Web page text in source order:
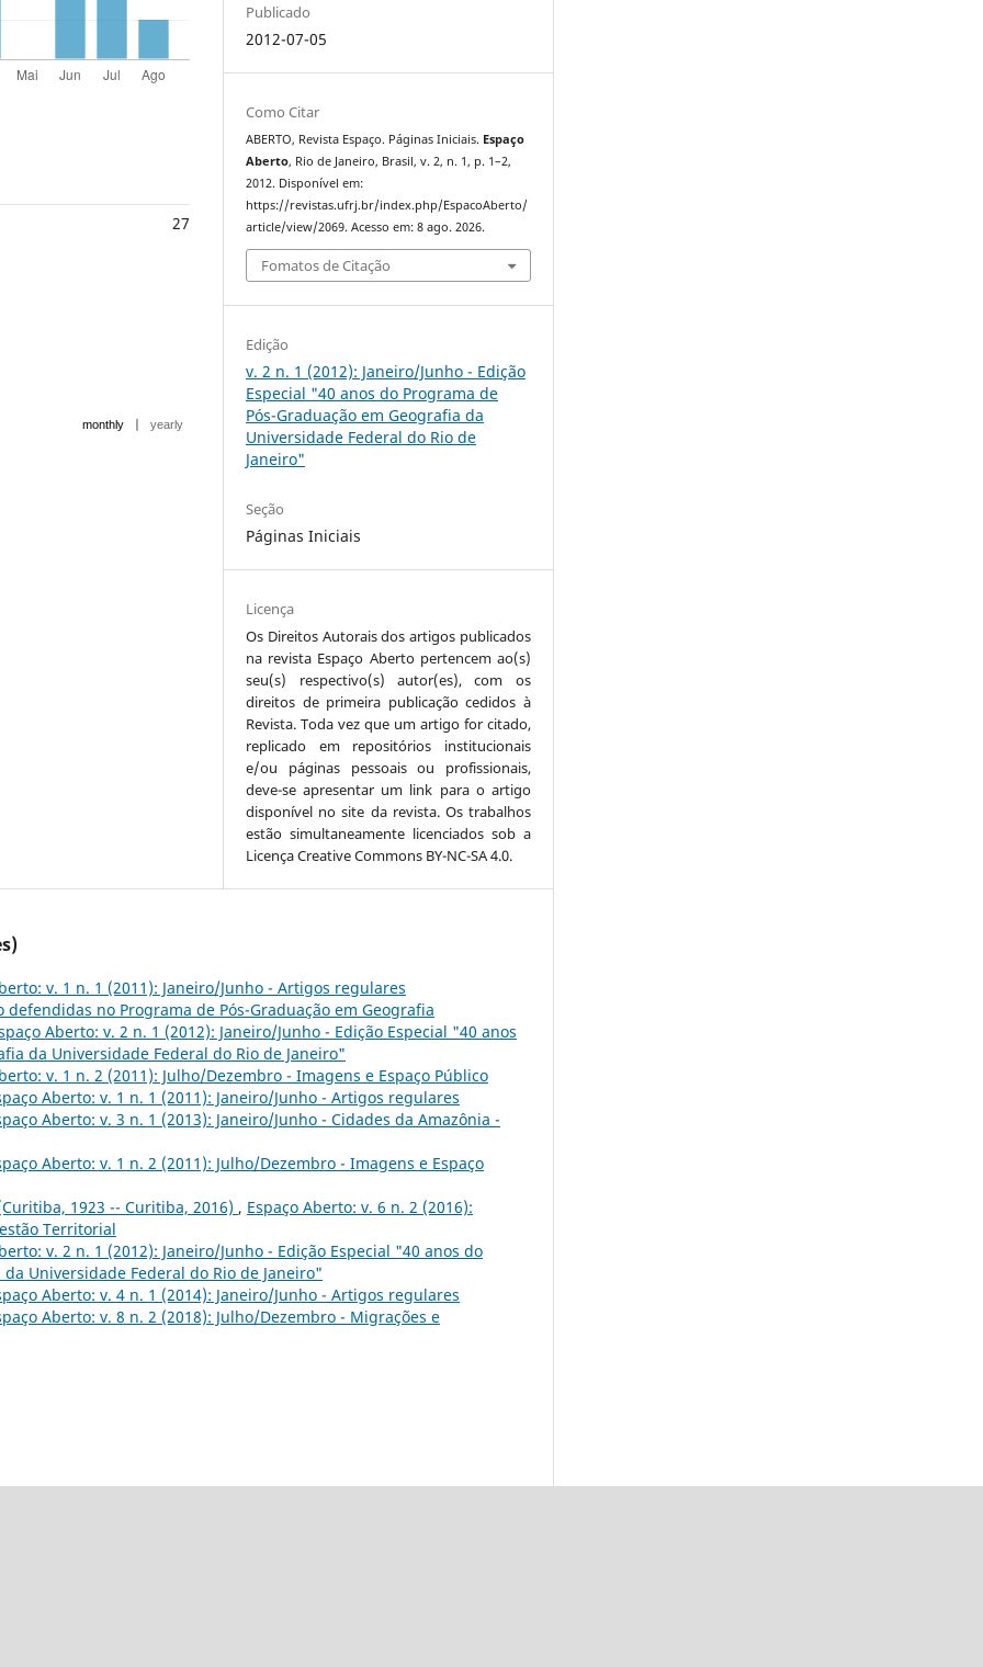
27
monthly | yearly
Publicado
2012-07-05
Como Citar
ABERTO, Revista Espaço. Páginas Iniciais. Espaço
Aberto, Rio de Janeiro, Brasil, v. 2, n. 1, p. 1–2,
2012. Disponível em:
https://revistas.ufrj.br/index.php/EspacoAberto/
article/view/2069. Acesso em: 8 ago. 2026.
Fomatos de Citação
Edição
v. 2 n. 1 (2012): Janeiro/Junho - Edição
Especial "40 anos do Programa de
Pós-Graduação em Geografia da
Universidade Federal do Rio de
Janeiro"
Seção
Páginas Iniciais
Licença
Os Direitos Autorais dos artigos publicados
na revista Espaço Aberto pertencem ao(s)
seu(s) respectivo(s) autor(es), com os
direitos de primeira publicação cedidos à
Revista. Toda vez que um artigo for citado,
replicado em repositórios institucionais
e/ou páginas pessoais ou profissionais,
deve-se apresentar um link para o artigo
disponível no site da revista. Os trabalhos
estão simultaneamente licenciados sob a
Licença Creative Commons BY-NC-SA 4.0.
v. 1 n. 1 (2011): Janeiro/Junho - Artigos regulares
defendidas no Programa de Pós-Graduação em Geografia
Aberto: v. 2 n. 1 (2012): Janeiro/Junho - Edição Especial "40 anos
da Universidade Federal do Rio de Janeiro"
v. 1 n. 2 (2011): Julho/Dezembro - Imagens e Espaço Público
Aberto: v. 1 n. 1 (2011): Janeiro/Junho - Artigos regulares
Aberto: v. 3 n. 1 (2013): Janeiro/Junho - Cidades da Amazônia -
Aberto: v. 1 n. 2 (2011): Julho/Dezembro - Imagens e Espaço
1923 -- Curitiba, 2016) , Espaço Aberto: v. 6 n. 2 (2016):
Territorial
v. 2 n. 1 (2012): Janeiro/Junho - Edição Especial "40 anos do
Universidade Federal do Rio de Janeiro"
Aberto: v. 4 n. 1 (2014): Janeiro/Junho - Artigos regulares
Aberto: v. 8 n. 2 (2018): Julho/Dezembro - Migrações e